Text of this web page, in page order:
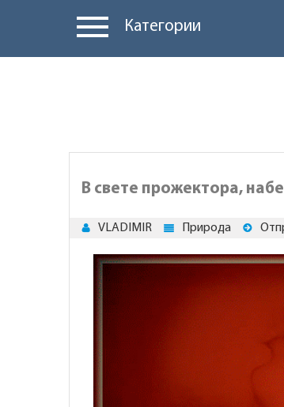
Категории
В свете прожектора,
VLADIMIR Природа